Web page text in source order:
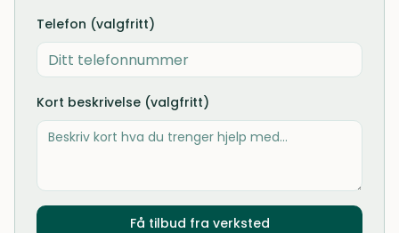
Telefon (valgfritt)
Kort beskrivelse (valgfritt)
Få tilbud fra verksted